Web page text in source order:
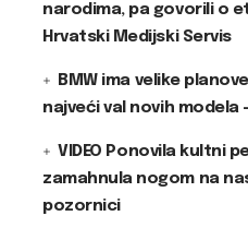
narodima, pa govorili o
Hrvatski Medijski Servis
BMW ima velike
najveći val novih modela
VIDEO Ponovila kultni
zamahnula nogom na
pozornici